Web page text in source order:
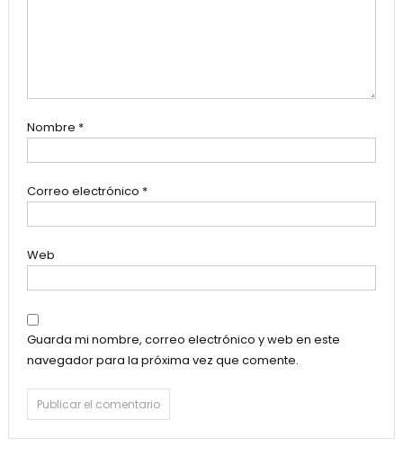
Nombre *
Correo electrónico *
Web
Guarda mi nombre, correo electrónico y web en este
navegador para la próxima vez que comente.